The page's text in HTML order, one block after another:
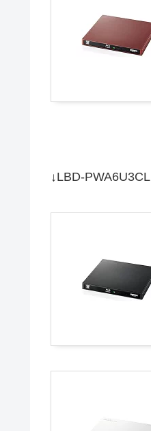
↓LBD-PWA6U3CL